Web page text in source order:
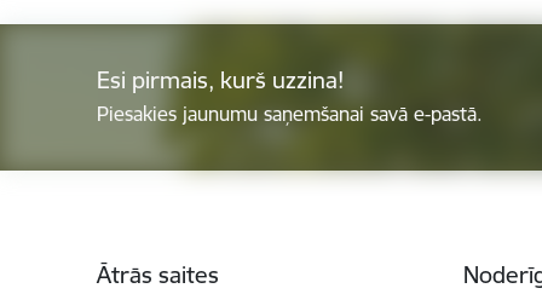
Esi pirmais, kurš uzzina!
Piesakies jaunumu saņemšanai savā e-pastā.
Ātrās saites